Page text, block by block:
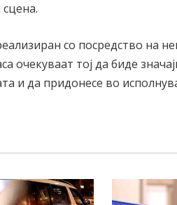
со посредство на
очекуваат тој да биде
и да придонесе во